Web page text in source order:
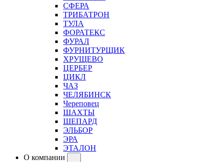
СФЕРА
ТРИБАТРОН
ТУЛА
ФОРАТЕКС
ФУРАЛ
ФУРНИТУРЩИК
ХРУЩЕВО
ЦЕРБЕР
ЦИКЛ
ЧАЗ
ЧЕЛЯБИНСК
Череповец
ШАХТЫ
ШЕПАРД
ЭЛЬБОР
ЭРА
ЭТАЛОН
О компании